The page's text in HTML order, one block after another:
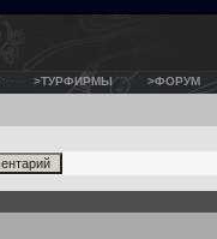
>ТУРФИРМЫ >ФОРУМ